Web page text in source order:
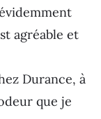
agréable et
Durance, à
que je